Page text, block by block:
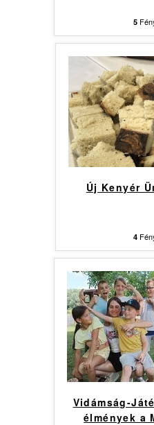
5
Új Kenyér
4
Vidámság-
élmények a